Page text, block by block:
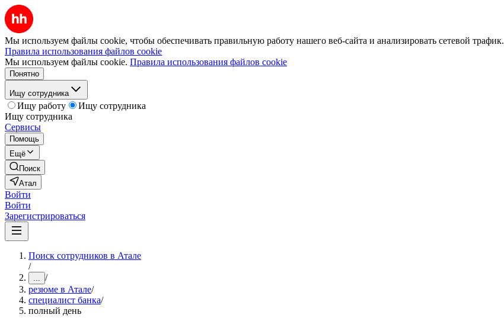
Мы используем файлы cookie, чтобы обеспечивать правильную работу нашего веб-сайта и анализировать сетевой трафик.
Правила использования файлов cookie
Мы используем файлы cookie. Правила использования файлов cookie
Понятно
Ищу сотрудника
Ищу работу
Ищу сотрудника
Ищу сотрудника
Сервисы
Помощь
Ещё
Поиск
Атал
Войти
Войти
Зарегистрироваться
Поиск сотрудников в Атале
/
... /
резюме в Атале/
специалист банка/
полный день